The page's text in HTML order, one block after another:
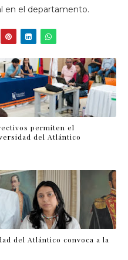
en el departamento.
permiten el
del Atlántico
del Atlántico convoca a la